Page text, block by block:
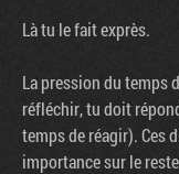
Là tu le fait exprès.
La pression du temps
réfléchir, tu doit
temps de réagir). Ces
importance sur le